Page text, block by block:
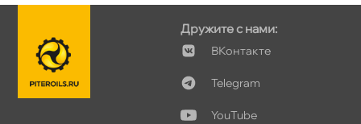
Дружите с нами:
Контакте
Telegram
YouTube